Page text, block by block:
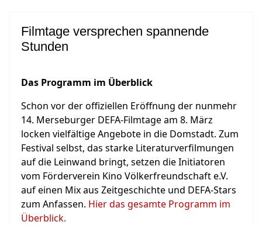
Filmtage versprechen spannende
Stunden
Das Programm im Überblick
Schon vor der offiziellen Eröffnung der nunmehr
14. Merseburger DEFA-Filmtage am 8. März
locken vielfältige Angebote in die Domstadt. Zum
Festival selbst, das starke Literaturverfilmungen
auf die Leinwand bringt, setzen die Initiatoren
vom Förderverein Kino Völkerfreundschaft e.V.
auf einen Mix aus Zeitgeschichte und DEFA-Stars
zum Anfassen. Hier das gesamte Programm im
Überblick.